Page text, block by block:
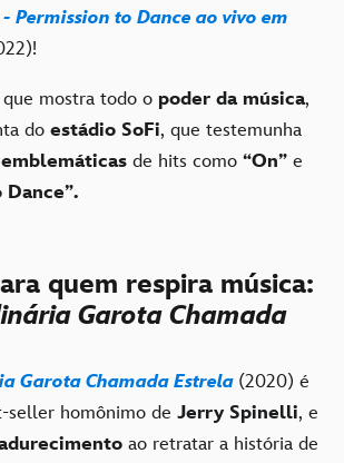
- Permission to Dance ao vivo em
mostra todo o poder da música,
do estádio SoFi, que testemunha
de hits como “On” e
quem respira música:
Garota Chamada
Garota Chamada Estrela (2020) é
seller homônimo de Jerry Spinelli, e
ao retratar a história de